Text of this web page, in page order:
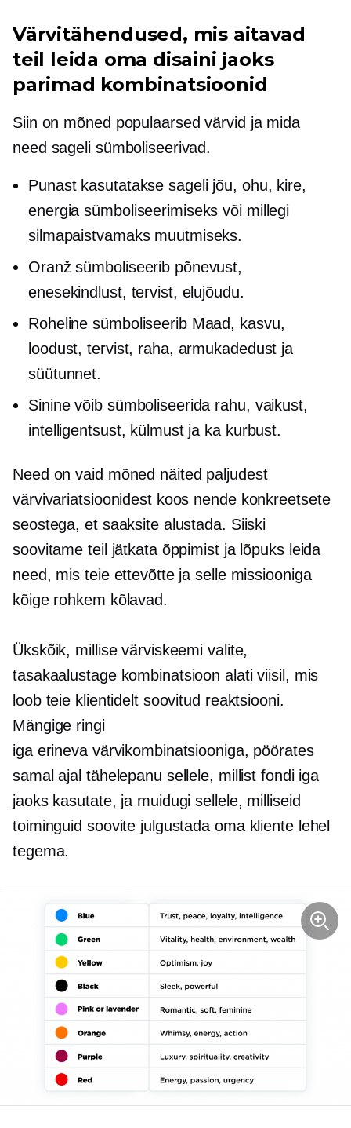
Värvitähendused, mis aitavad
teil leida oma disaini jaoks
parimad kombinatsioonid
Siin on mõned populaarsed värvid ja mida
need sageli sümboliseerivad.
Punast kasutatakse sageli jõu, ohu, kire,
energia sümboliseerimiseks või millegi
silmapaistvamaks muutmiseks.
Oranž sümboliseerib põnevust,
enesekindlust, tervist, elujõudu.
Roheline sümboliseerib Maad, kasvu,
loodust, tervist, raha, armukadedust ja
süütunnet.
Sinine võib sümboliseerida rahu, vaikust,
intelligentsust, külmust ja ka kurbust.
Need on vaid mõned näited paljudest
värvivariatsioonidest koos nende konkreetsete
seostega, et saaksite alustada. Siiski
soovitame teil jätkata õppimist ja lõpuks leida
need, mis teie ettevõtte ja selle missiooniga
kõige rohkem kõlavad.
Ükskõik, millise värviskeemi valite,
tasakaalustage kombinatsioon alati viisil, mis
loob teie klientidelt soovitud reaktsiooni.
Mängige ringi
iga erineva värvikombinatsiooniga, pöörates
samal ajal tähelepanu sellele, millist fondi iga
jaoks kasutate, ja muidugi sellele, milliseid
toiminguid soovite julgustada oma kliente lehel
tegema.